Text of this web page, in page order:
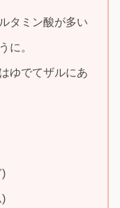
タミン酸が多い
に。
はゆでてザルにあ
)
)